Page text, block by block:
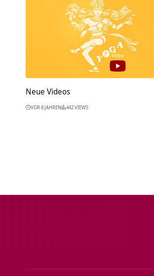
Neue Videos
VOR 8 JAHREN 442 VIEWS